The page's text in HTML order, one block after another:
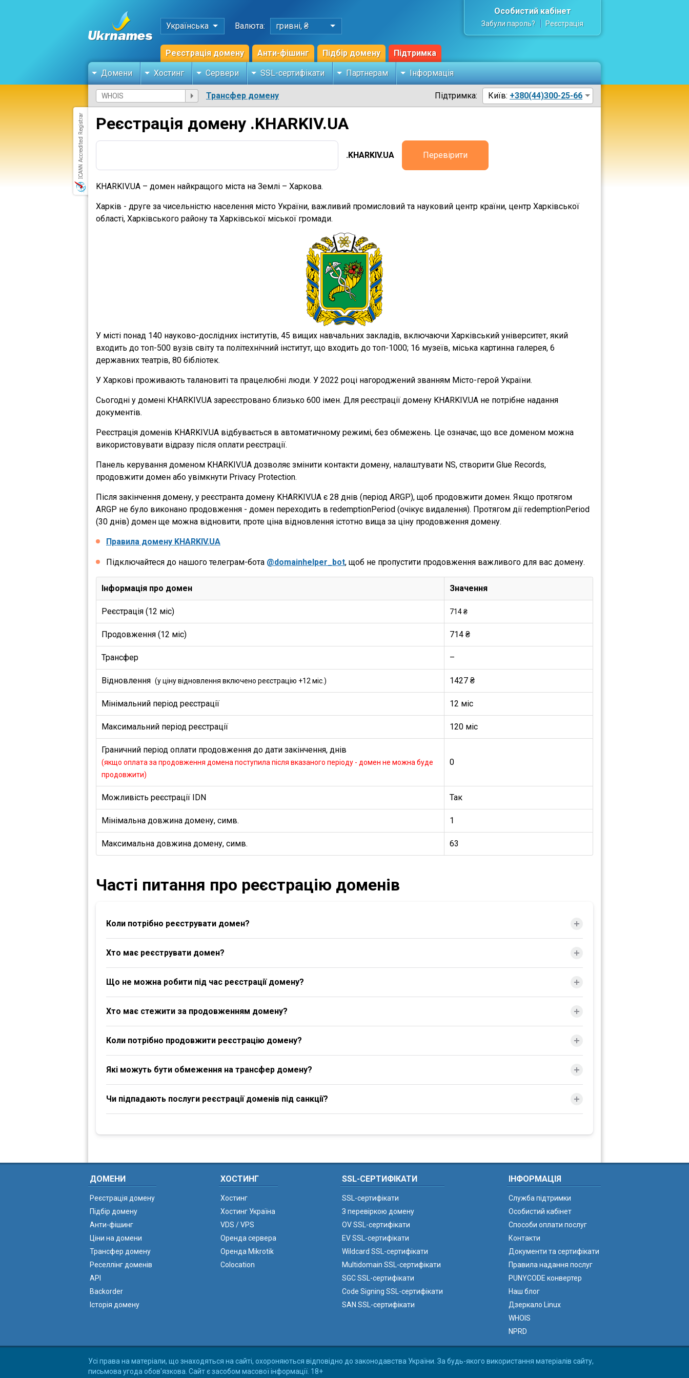
Українська Валюта: гривні, ₴
Реєстрація домену Анти-фішинг Підбір домену Підтримка
Особистий кабінет
Забули пароль? Реєстрація
Домени Хостинг Сервери SSL-сертифікати Партнерам Інформація
Трансфер домену Підтримка: Київ: +380(44)300-25-66
Реєстрація домену .KHARKIV.UA
.KHARKIV.UA Перевірити
KHARKIV.UA – домен найкращого міста на Землі – Харкова.
Харків - друге за чисельністю населення місто України, важливий промисловий та науковий центр країни, центр Харківської
області, Харківського району та Харківської міської громади.
У місті понад 140 науково-дослідних інститутів, 45 вищих навчальних закладів, включаючи Харківський університет, який
входить до топ-500 вузів світу та політехнічний інститут, що входить до топ-1000; 16 музеїв, міська картинна галерея, 6
державних театрів, 80 бібліотек.
У Харкові проживають талановиті та працелюбні люди. У 2022 році нагороджений званням Місто-герой України.
Сьогодні у домені KHARKIV.UA зареєстровано близько 600 імен. Для реєстрації домену KHARKIV.UA не потрібне надання
документів.
Реєстрація доменів KHARKIV.UA відбувається в автоматичному режимі, без обмежень. Це означає, що все доменом можна
використовувати відразу після оплати реєстрації.
Панель керування доменом KHARKIV.UA дозволяє змінити контакти домену, налаштувати NS, створити Glue Records,
продовжити домен або увімкнути Privacy Protection.
Після закінчення домену, у реєстранта домену KHARKIV.UA є 28 днів (період ARGP), щоб продовжити домен. Якщо протягом
ARGP не було виконано продовження - домен переходить в redemptionPeriod (очікує видалення). Протягом дії redemptionPeriod
(30 днів) домен ще можна відновити, проте ціна відновлення істотно вища за ціну продовження домену.
Правила домену KHARKIV.UA
Підключайтеся до нашого телеграм-бота @domainhelper_bot, щоб не пропустити продовження важливого для вас домену.
Інформація про домен Значення
Реєстрація (12 міс) 714 ₴
Продовження (12 міс) 714 ₴
Трансфер –
Відновлення (у ціну відновлення включено реєстрацію +12 міс.) 1427 ₴
Мінімальний період реєстрації 12 міс
Максимальний період реєстрації 120 міс
Граничний період оплати продовження до дати закінчення, днів
(якщо оплата за продовження домена поступила після вказаного періоду - домен не можна буде
продовжити)
0
Можливість реєстрації IDN Так
Мінімальна довжина домену, симв. 1
Максимальна довжина домену, симв. 63
Часті питання про реєстрацію доменів
Коли потрібно реєструвати домен?
Хто має реєструвати домен?
Що не можна робити під час реєстрації домену?
Хто має стежити за продовженням домену?
Коли потрібно продовжити реєстрацію домену?
Які можуть бути обмеження на трансфер домену?
Чи підпадають послуги реєстрації доменів під санкції?
ДОМЕНИ
Реєстрація домену
Підбір домену
Анти-фішинг
Ціни на домени
Трансфер домену
Реселлінг доменів
API
Backorder
Історія домену
ХОСТИНГ
Хостинг
Хостинг Україна
VDS / VPS
Оренда сервера
Оренда Mikrotik
Colocation
SSL-СЕРТИФІКАТИ
SSL-сертифікати
З перевіркою домену
OV SSL-сертифікати
EV SSL-сертифікати
Wildcard SSL-сертифікати
Multidomain SSL-сертифікати
SGC SSL-сертифікати
Code Signing SSL-сертифікати
SAN SSL-сертифікати
ІНФОРМАЦІЯ
Служба підтримки
Особистий кабінет
Способи оплати послуг
Контакти
Документи та сертифікати
Правила надання послуг
PUNYCODE конвертер
Наш блог
Дзеркало Linux
WHOIS
NPRD
Усі права на матеріали, що знаходяться на сайті, охороняються відповідно до законодавства України. За будь-якого використання матеріалів сайту,
письмова угода обов'язкова. Сайт є засобом масової інформації. 18+